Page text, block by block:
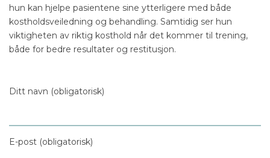
hun kan hjelpe pasientene sine ytterligere med både
kostholdsveiledning og behandling. Samtidig ser hun
viktigheten av riktig kosthold når det kommer til trening,
både for bedre resultater og restitusjon.
Ditt navn (obligatorisk)
E-post (obligatorisk)